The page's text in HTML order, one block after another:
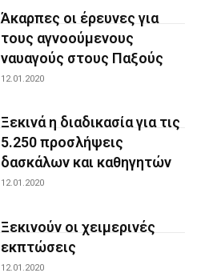
Άκαρπες οι έρευνες για
τους αγνοούμενους
ναυαγούς στους Παξούς
12.01.2020
Ξεκινά η διαδικασία για τις
5.250 προσλήψεις
δασκάλων και καθηγητών
12.01.2020
Ξεκινούν οι χειμερινές
εκπτώσεις
12.01.2020